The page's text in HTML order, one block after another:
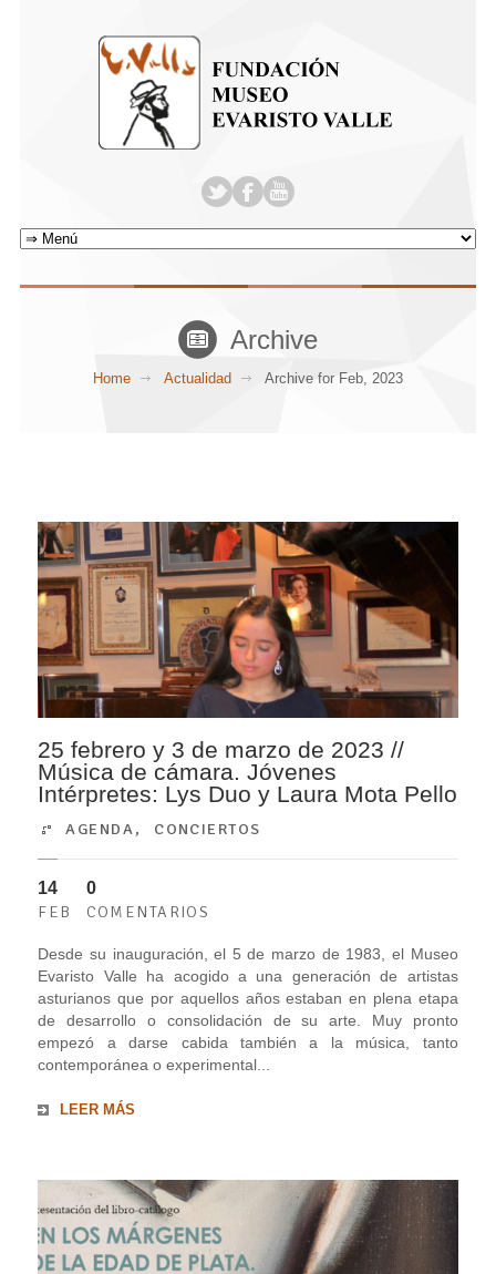
Archive
Home Actualidad Archive for Feb, 2023
25 febrero y 3 de marzo de 2023 //
Música de cámara. Jóvenes
Intérpretes: Lys Duo y Laura Mota Pello
AGENDA, CONCIERTOS
14
FEB
0
COMENTARIOS
Desde su inauguración, el 5 de marzo de 1983, el Museo
Evaristo Valle ha acogido a una generación de artistas
asturianos que por aquellos años estaban en plena etapa
de desarrollo o consolidación de su arte. Muy pronto
empezó a darse cabida también a la música, tanto
contemporánea o experimental...
LEER MÁS